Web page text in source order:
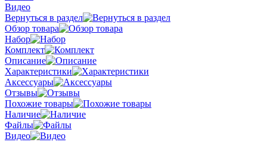
Видео
Вернуться в раздел
Обзор товара
Набор
Комплект
Описание
Характеристики
Аксессуары
Отзывы
Похожие товары
Наличие
Файлы
Видео